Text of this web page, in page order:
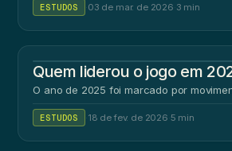
ESTUDOS 03 de mar. de 2026 3 min
Quem liderou o jogo em
O ano de 2025 foi marcado por
ESTUDOS 18 de fev. de 2026 5 min